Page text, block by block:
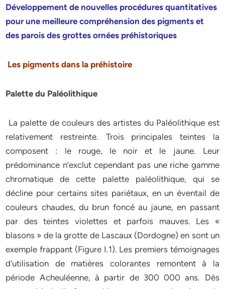
Développement de nouvelles procédures quantitatives
pour une meilleure compréhension des pigments et
des parois des grottes ornées préhistoriques
Les pigments dans la préhistoire
Palette du Paléolithique
La palette de couleurs des artistes du Paléolithique est
relativement restreinte. Trois principales teintes la
composent : le rouge, le noir et le jaune. Leur
prédominance n’exclut cependant pas une riche gamme
chromatique de cette palette paléolithique, qui se
décline pour certains sites pariétaux, en un éventail de
couleurs chaudes, du brun foncé au jaune, en passant
par des teintes violettes et parfois mauves. Les «
blasons » de la grotte de Lascaux (Dordogne) en sont un
exemple frappant (Figure I.1). Les premiers témoignages
d’utilisation de matières colorantes remontent à la
période Acheuléenne, à partir de 300 000 ans. Dès